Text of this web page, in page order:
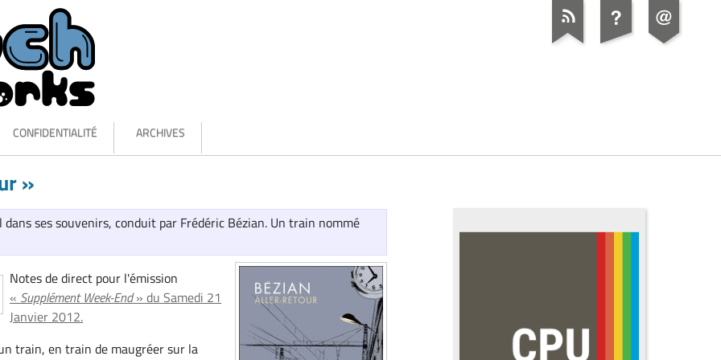
CONFIDENTIALITÉ ARCHIVES
»
ses souvenirs, conduit par Frédéric Bézian. Un train nommé
Notes de direct pour l'émission
« Supplément Week-End» du Samedi 21
Janvier 2012.
train, en train de maugréer sur la